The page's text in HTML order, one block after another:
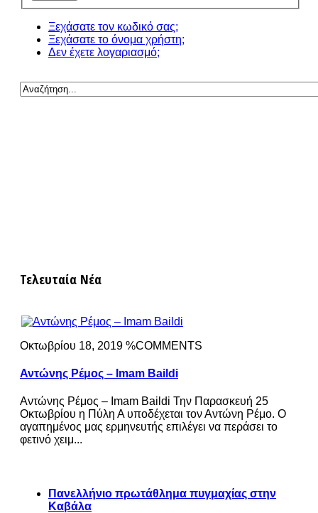
Ξεχάσατε τον κωδικό σας;
Ξεχάσατε το όνομα χρήστη;
Δεν έχετε λογαριασμό;
Τελευταία Νέα
Οκτωβρίου 18, 2019 %COMMENTS
Αντώνης Ρέμος – Imam Baildi
Αντώνης Ρέμος – Imam Baildi Την Παρασκευή 25
Οκτωβρίου η Πύλη Α υποδέχεται τον Αντώνη Ρέμο. Ο
αγαπημένος μας ερμηνευτής επιλέγει να περάσει το
φετινό χειμ...
Πανελλήνιο πρωτάθλημα πυγμαχίας στην
Καβάλα